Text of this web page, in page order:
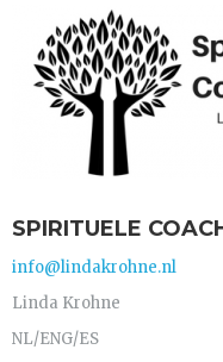
SPIRITUELE
info@lindakrohne.nl
Linda Krohne
NL/ENG/ES